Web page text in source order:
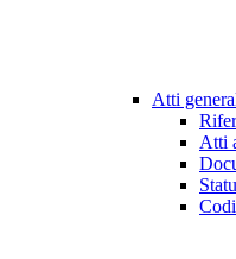
Atti
Atti